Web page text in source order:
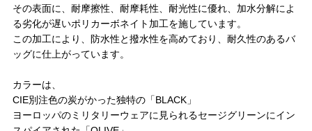
その表面に、耐摩擦性、耐摩耗性、耐光性に優れ、加水分解によ
る劣化が遅いポリカーボネイト加工を施しています。
この加工により、防水性と撥水性を高めており、耐久性のあるバ
ッグに仕上がっています。
カラーは、
CIE別注色の炭がかった独特の「BLACK」
ヨーロッパのミリタリーウェアに見られるセージグリーンにイン